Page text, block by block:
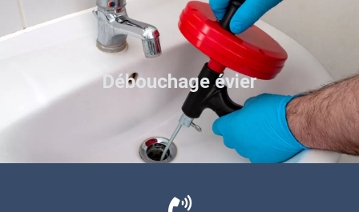
Débouchage évier